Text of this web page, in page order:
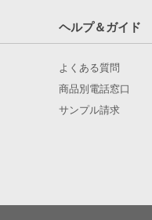
ヘルプ＆ガイド
よくある質問
商品別電話窓口
サンプル請求